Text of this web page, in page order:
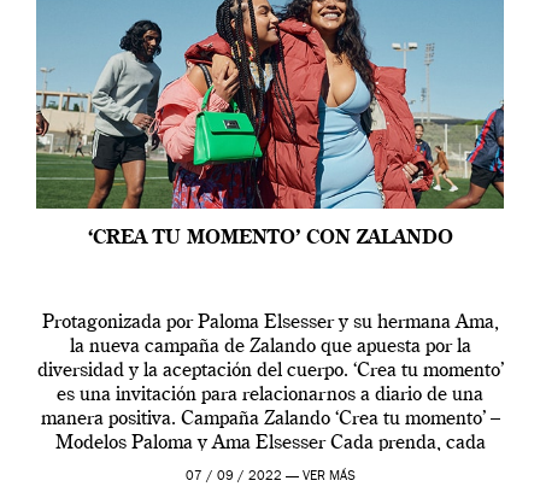
‘CREA TU MOMENTO’ CON ZALANDO
Protagonizada por Paloma Elsesser y su hermana Ama,
la nueva campaña de Zalando que apuesta por la
diversidad y la aceptación del cuerpo. ‘Crea tu momento’
es una invitación para relacionarnos a diario de una
manera positiva. Campaña Zalando ‘Crea tu momento’ –
Modelos Paloma y Ama Elsesser Cada prenda, cada
outfit, cada momento, caracteriza […]
07 / 09 / 2022 — VER MÁS